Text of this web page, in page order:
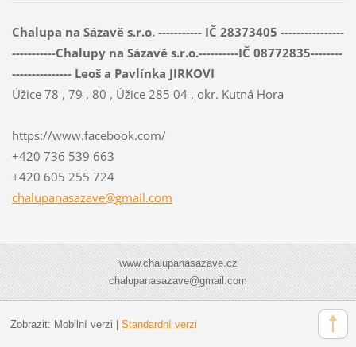
Chalupa na Sázavě s.r.o. ----------- IČ 28373405 ----------------
-----------Chalupy na Sázavě s.r.o.----------IČ 08772835--------
--------------- Leoš a Pavlínka JIRKOVI
Úžice 78 , 79 , 80 , Úžice 285 04 , okr. Kutná Hora
https://www.facebook.com/
+420 736 539 663
+420 605 255 724
chalupanasazave@gmail.com
www.chalupanasazave.cz
chalupanasazave@gmail.com
Zobrazit: Mobilní verzi Standardní verzi